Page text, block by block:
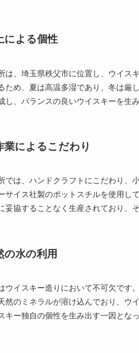
による個性
は、埼玉県秩父市に位置し、ウイス
ため、夏は高温多湿であり、冬は厳
し、バランスの良いウイスキーを生
業によるこだわり
では、ハンドクラフトにこだわり、
サイス社製のポットスチルを使用
妥協することなく生産されており、
の水の利用
ウイスキー造りにおいて不可欠です
然のミネラルが溶け込んでおり、ウ
キー独自の個性を生み出す一因となっ